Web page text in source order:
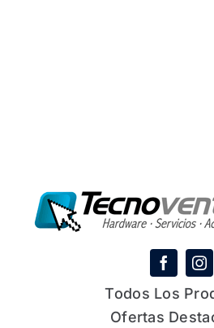
Todos Los
Ofertas